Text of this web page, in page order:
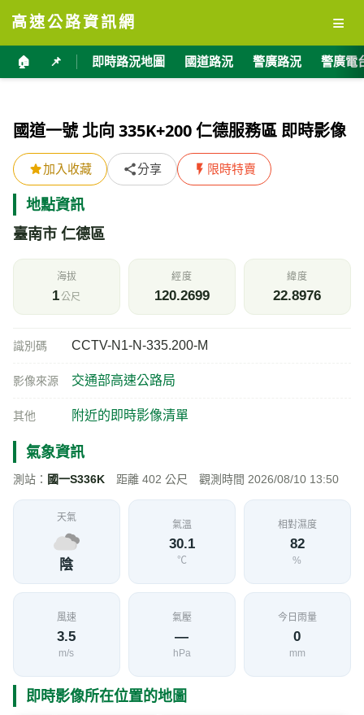
高速公路資訊網 ≡
🏠 📌 即時路況地圖 國道路況 警廣路況 警廣電
國道一號 北向 335K+200 仁德服務區 即時影像
加入收藏 分享 限時特賣
地點資訊
臺南市 仁德區
海拔
1公尺
經度
120.2699
緯度
22.8976
識別碼 CCTV-N1-N-335.200-M
影像來源 交通部高速公路局
其他 附近的即時影像清單
氣象資訊
測站： 國一S336K 距離 402 公尺 觀測時間 2026/08/10 13:50
天氣
陰
氣溫
30.1
℃
相對濕度
82
%
風速
3.5
m/s
氣壓
—
hPa
今日雨量
0
mm
即時影像所在位置的地圖